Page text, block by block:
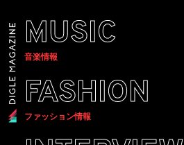
MUSIC
音楽情報
FASHION
ファッション情報